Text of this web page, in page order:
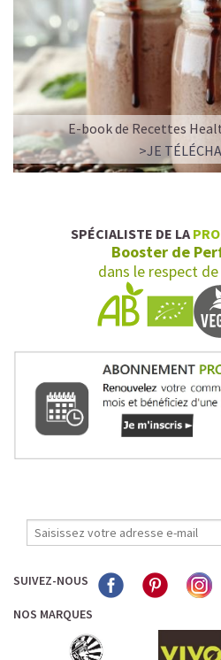
E-book de Recettes
>JE
SPÉCIALISTE DE LA
Booster de
dans le respect
SUIVEZ-NOUS
NOS MARQUES